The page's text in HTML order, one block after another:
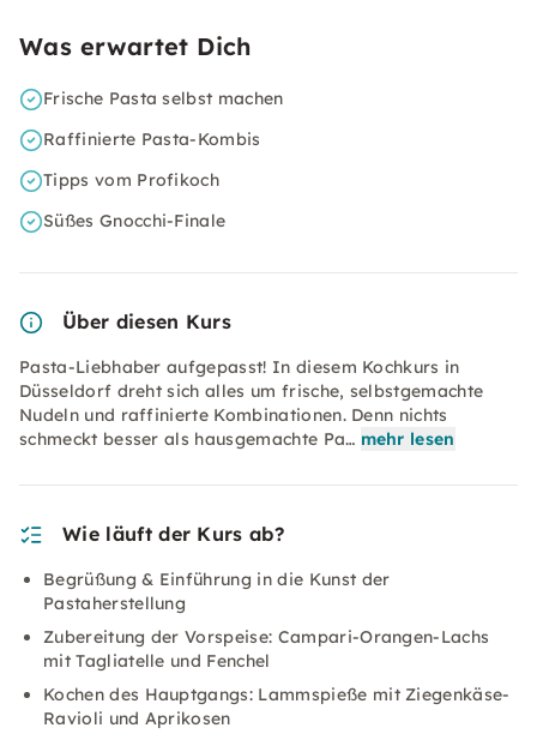
Was erwartet Dich
Frische Pasta selbst machen
Raffinierte Pasta-Kombis
Tipps vom Profikoch
Süßes Gnocchi-Finale
Über diesen Kurs
Pasta-Liebhaber aufgepasst! In diesem Kochkurs in
Düsseldorf dreht sich alles um frische, selbstgemachte
Nudeln und raffinierte Kombinationen. Denn nichts
schmeckt besser als hausgemachte Pa… mehr lesen
Wie läuft der Kurs ab?
Begrüßung & Einführung in die Kunst der
Pastaherstellung
Zubereitung der Vorspeise: Campari-Orangen-Lachs
mit Tagliatelle und Fenchel
Kochen des Hauptgangs: Lammspieße mit Ziegenkäse-
Ravioli und Aprikosen